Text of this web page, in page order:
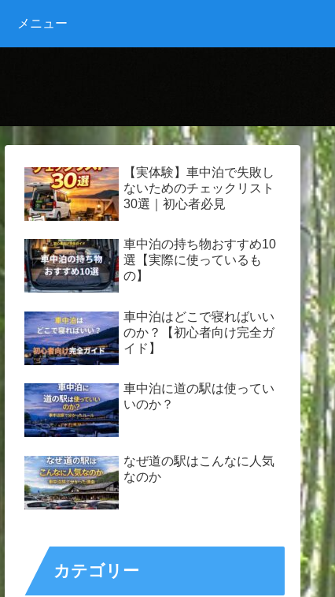
メニュー
【実体験】車中泊で失敗し
ないためのチェックリスト
30選｜初心者必見
車中泊の持ち物おすすめ10
選【実際に使っているも
の】
車中泊はどこで寝ればいい
のか？【初心者向け完全ガ
イド】
車中泊に道の駅は使ってい
いのか？
なぜ道の駅はこんなに人気
なのか
カテゴリー